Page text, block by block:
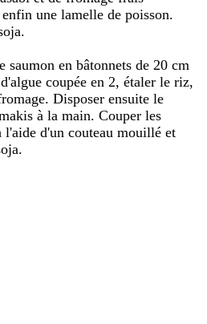
une lamelle de poisson.
en bâtonnets de 20 cm
coupée en 2, étaler le riz,
Disposer ensuite le
à la main. Couper les
l'aide d'un couteau mouillé et